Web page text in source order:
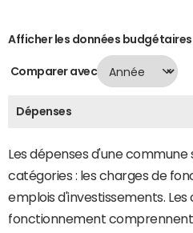
Afficher les données budgétaires
Comparer avec
Dépenses
Les dépenses d'une
catégories : les charges de
emplois d'investissements. Les
fonctionnement